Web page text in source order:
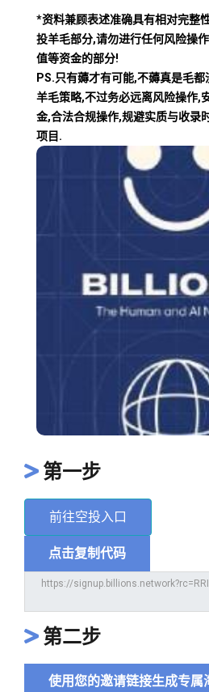
*资料兼顾表述准确具有相对完整
投羊毛部分,请勿进行任何风险操
值等资金的部分!
PS.只有薅才有可能,不薅真是毛
羊毛策略,不过务必远离风险操作,
金,合法合规操作,规避实质与收录
项目.
第一步
前往空投入口
点击复制代码
第二步
使用您的邀请链接生成专属